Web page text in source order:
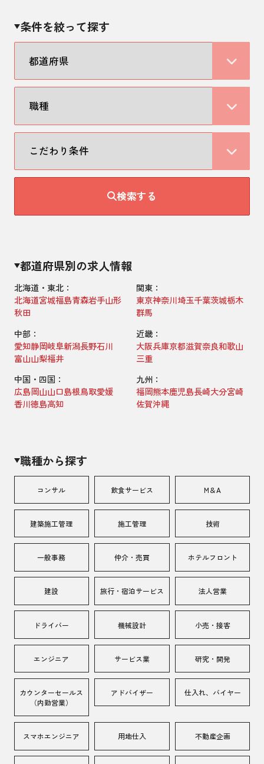
条件を絞って探す
検索する
都道府県別の求人情報
北海道・東北：
北海道宮城福島青森岩手山形
秋田
関東：
東京神奈川埼玉千葉茨城栃木
群馬
中部：
愛知静岡岐阜新潟長野石川
富山山梨福井
近畿：
大阪兵庫京都滋賀奈良和歌山
三重
中国・四国：
広島岡山山口島根鳥取愛媛
香川徳島高知
九州：
福岡熊本鹿児島長崎大分宮崎
佐賀沖縄
職種から探す
コンサル 飲食サービス M＆A
建築施工管理 施工管理 技術
一般事務 仲介・売買 ホテルフロント
建設 旅行・宿泊サービス 法人営業
ドライバー 機械設計 小売・接客
エンジニア サービス業 研究・開発
カウンターセールス
（内勤営業）
アドバイザー 仕入れ、バイヤー
スマホエンジニア 用地仕入 不動産企画